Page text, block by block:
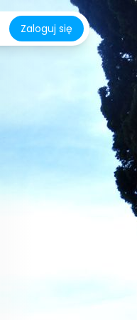
Zaloguj się